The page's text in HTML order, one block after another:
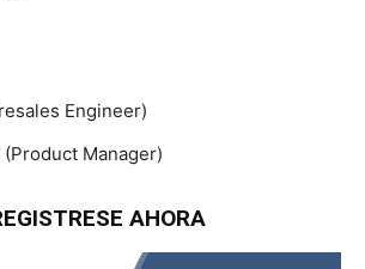
Engineer)
Manager)
AHORA